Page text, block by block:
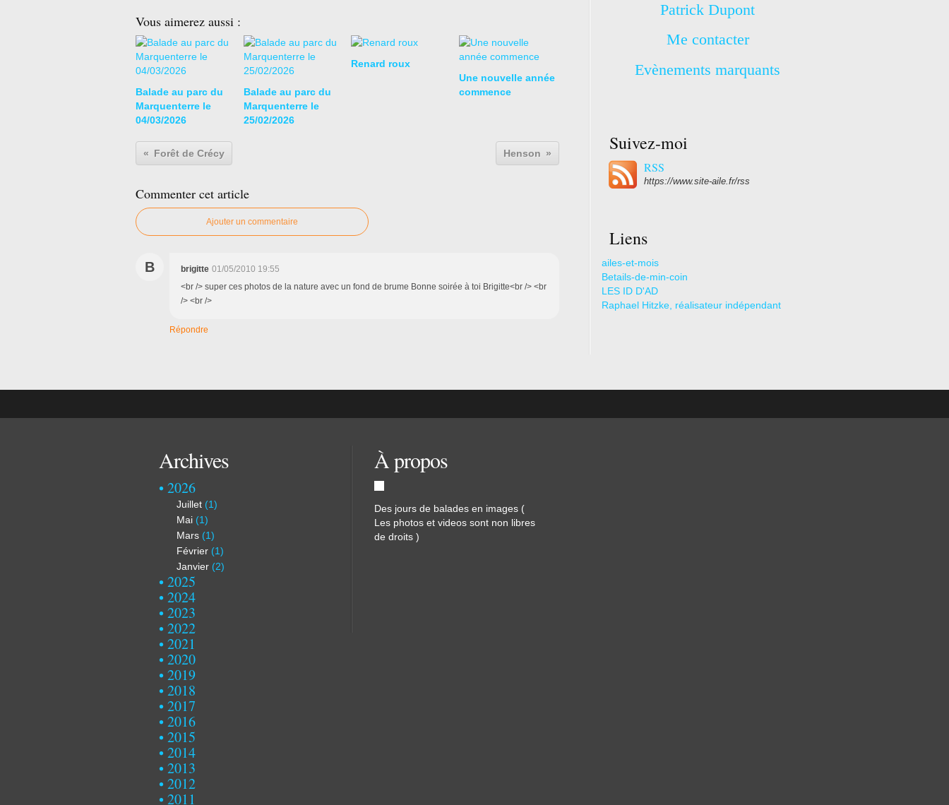
Vous aimerez aussi :
Balade au parc du
Marquenterre le
04/03/2026
Balade au parc du
Marquenterre le
25/02/2026
Renard roux
Une nouvelle année
commence
Forêt de Crécy Henson
Commenter cet article
Ajouter un commentaire
B brigitte 01/05/2010 19:55
<br /> super ces photos de la nature avec un fond de brume Bonne soirée à toi Brigitte<br /> <br
/> <br />
Répondre
Patrick Dupont
Me contacter
Evènements marquants
Suivez-moi
RSS
https://www.site-aile.fr/rss
Liens
ailes-et-mois
Betails-de-min-coin
LES ID D'AD
Raphael Hitzke, réalisateur indépendant
Archives
2026
Juillet (1)
Mai (1)
Mars (1)
Février (1)
Janvier (2)
2025
2024
2023
2022
2021
2020
2019
2018
2017
2016
2015
2014
2013
2012
2011
À propos
Des jours de balades en images (
Les photos et videos sont non libres
de droits )